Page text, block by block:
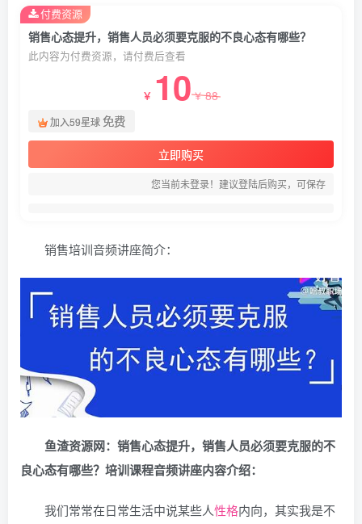
销售心态提升，销售人员必须要克服的不良心态有哪些？
此内容为付费资源，请付费后查看
￥ 10￥88
加入59星球免费
立即购买
您当前未登录！建议登陆后购买，可保存
付费资源
销售培训音频讲座简介：
鱼渣资源网：销售心态提升，销售人员必须要克服的不
良心态有哪些？培训课程音频讲座内容介绍：
我们常常在日常生活中说某些人性格内向，其实我是不